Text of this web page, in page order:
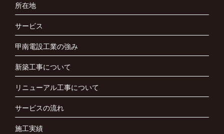
所在地
サービス
甲南電設工業の強み
新築工事について
リニューアル工事について
サービスの流れ
施工実績